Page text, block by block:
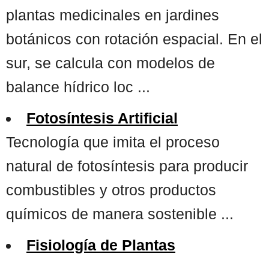
plantas medicinales en jardines
botánicos con rotación espacial. En el
sur, se calcula con modelos de
balance hídrico loc ...
Fotosíntesis Artificial
Tecnología que imita el proceso
natural de fotosíntesis para producir
combustibles y otros productos
químicos de manera sostenible ...
Fisiología de Plantas